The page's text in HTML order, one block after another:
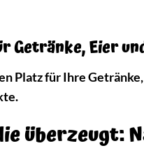
Eier
Platz für Ihre
überzeugt: